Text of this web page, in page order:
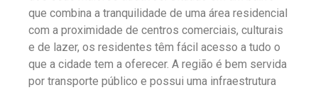
que combina a tranquilidade de uma área residencial
com a proximidade de centros comerciais, culturais
e de lazer, os residentes têm fácil acesso a tudo o
que a cidade tem a oferecer. A região é bem servida
por transporte público e possui uma infraestrutura